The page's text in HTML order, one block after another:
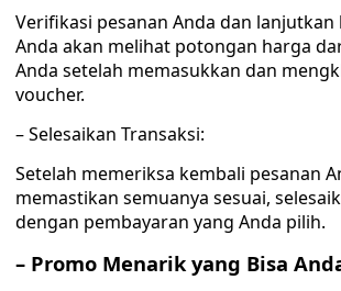
Verifikasi pesanan Anda dan lanjutkan
Anda akan melihat potongan harga
Anda setelah memasukkan dan
voucher.
– Selesaikan Transaksi:
Setelah memeriksa kembali pesanan
memastikan semuanya sesuai,
dengan pembayaran yang Anda pilih.
– Promo Menarik yang Bisa